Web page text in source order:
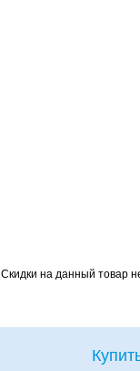
Скидки на данный товар